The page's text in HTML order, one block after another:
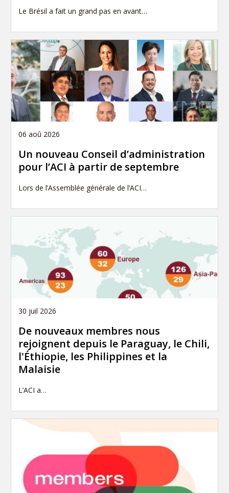
Le Brésil a fait un grand pas en avant…
06 aoû 2026
Un nouveau Conseil d’administration
pour l’ACI à partir de septembre
Lors de l’Assemblée générale de l’ACI…
30 juil 2026
De nouveaux membres nous
rejoignent depuis le Paraguay, le Chili,
l'Éthiopie, les Philippines et la
Malaisie
L’ACI a…